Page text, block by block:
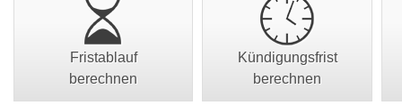
Fristablauf
berechnen
Kündigungsfrist
berechnen